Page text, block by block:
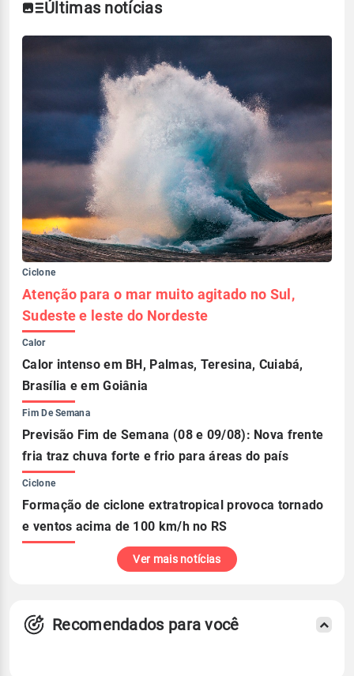
Últimas notícias
Ciclone
Atenção para o mar muito agitado no Sul,
Sudeste e leste do Nordeste
Calor
Calor intenso em BH, Palmas, Teresina, Cuiabá,
Brasília e em Goiânia
Fim De Semana
Previsão Fim de Semana (08 e 09/08): Nova frente
fria traz chuva forte e frio para áreas do país
Ciclone
Formação de ciclone extratropical provoca tornado
e ventos acima de 100 km/h no RS
Ver mais notícias
Recomendados para você